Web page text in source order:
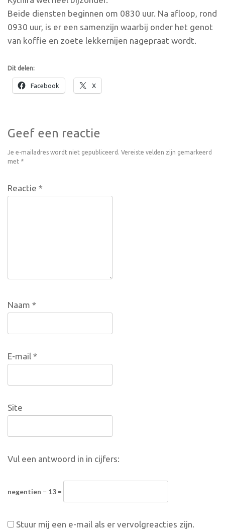
Beide diensten beginnen om 0830 uur. Na afloop, rond
0930 uur, is er een samenzijn waarbij onder het genot
van koffie en zoete lekkernijen nagepraat wordt.
Dit delen:
Facebook X
Geef een reactie
Je e-mailadres wordt niet gepubliceerd.
Vereiste velden zijn gemarkeerd
met *
Reactie *
Naam *
E-mail *
Site
Vul een antwoord in in cijfers:
negentien − 13 =
Stuur mij een e-mail als er vervolgreacties zijn.